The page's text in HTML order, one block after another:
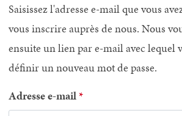
Saisissez l'adresse e-mail que vous
vous inscrire auprès de nous. Nous
ensuite un lien par e-mail avec lequel
définir un nouveau mot de passe.
Adresse e-mail